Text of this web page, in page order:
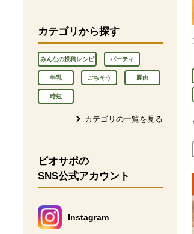
カテゴリから探す
みんなの投稿レシピ パーティ
牛乳 ごちそう 豚肉
時短
カテゴリの一覧を見る
ビオサポの
SNS公式アカウント
Instagram
別のウィンドウで開きます。